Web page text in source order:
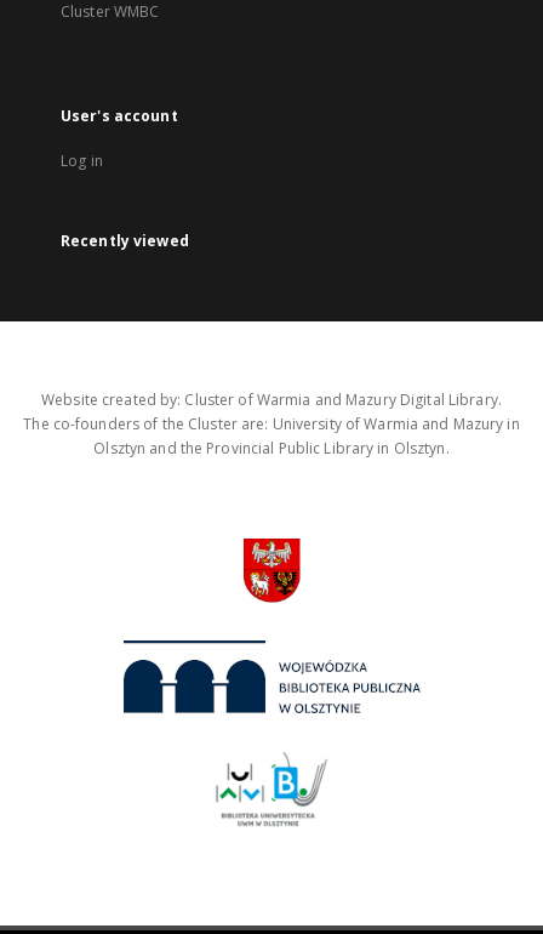
Cluster WMBC
User's account
Log in
Recently viewed
Website created by: Cluster of Warmia and Mazury Digital Library.
The co-founders of the Cluster are: University of Warmia and Mazury in
Olsztyn and the Provincial Public Library in Olsztyn.